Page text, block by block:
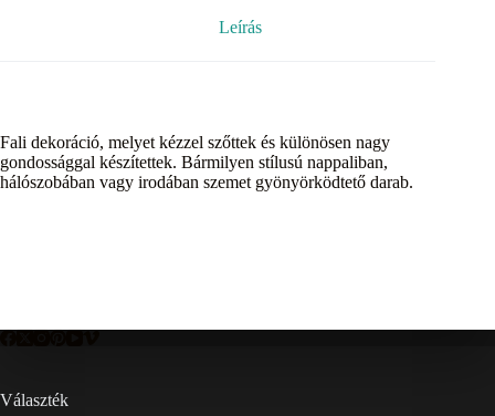
Leírás
Fali dekoráció, melyet kézzel szőttek és különösen nagy
gondossággal készítettek. Bármilyen stílusú nappaliban,
hálószobában vagy irodában szemet gyönyörködtető darab.
Választék